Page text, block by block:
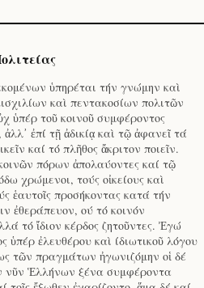
ὑπηρέται τήν γνώμην καὶ
καὶ πεντακοσίων πολιτῶν
ὑπέρ τοῦ κοινοῦ συμφέροντος
ἐπί τῇ ἀδικίᾳ καὶ τῷ ἀφανεῖ τά
καί τό πλῆθος ἄκριτον ποιεῖν.
πόρων ἀπολαύοντες καί τῷ
χρώμενοι, τούς οἰκείους καὶ
ἑαυτοῖς προσήκοντας κατά τήν
ἐθεράπευον, ού τό κοινόν
τό ἴδιον κέρδος ζητοῦντες. Ἐγώ
ὑπέρ ἐλευθέρου καὶ ίδιωτικοῦ λόγου
τῶν πραγμάτων ἠγωνιζόμην οἱ δέ
νῦν Ἑλλήνων ξένα συμφέροντα